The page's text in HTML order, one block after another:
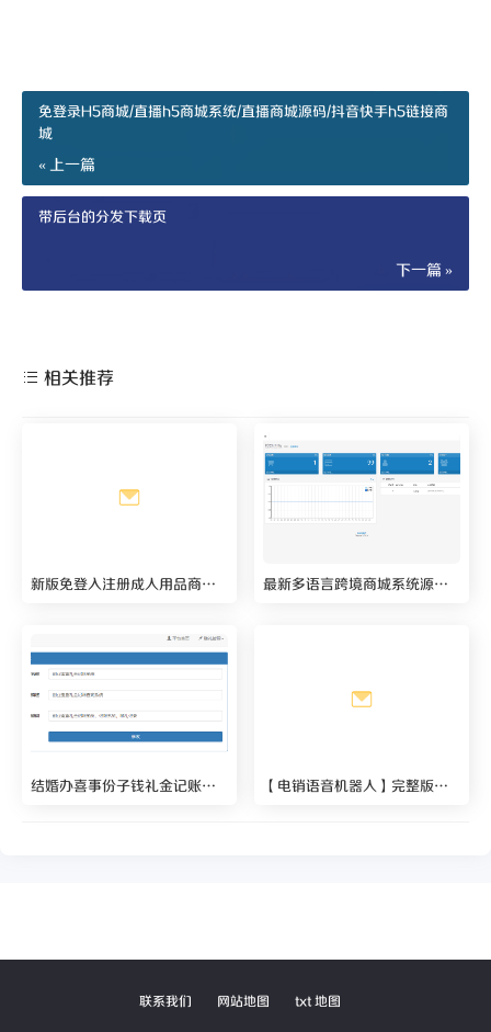
免登录H5商城/直播h5商城系统/直播商城源码/抖音快手h5链接商
城
« 上一篇
带后台的分发下载页
下一篇 »
相关推荐
新版免登入注册成人用品商城系统源码/性用品商城系统/情趣用品商城/免签的易支付 最新多语言跨境商城系统源码 跨境电商系统后台带翻译接口 支持 133 种语言自动翻译
结婚办喜事份子钱礼金记账查询系统源码 礼金记账系统，记账系统，随礼记录 【电销语音机器人】完整版源码含安装教程 价值9800最新接单运营版
联系我们 网站地图 txt 地图